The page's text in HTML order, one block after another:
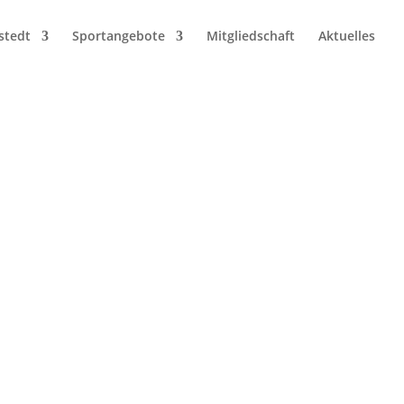
Sportangebote Mitgliedschaft Aktuelles